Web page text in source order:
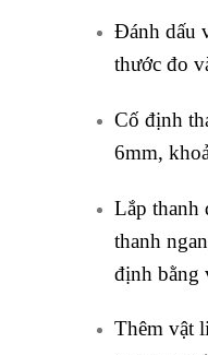
Đánh dấu
thước đo
Cố định
6mm,
Lắp thanh
thanh
định bằng
Thêm vật